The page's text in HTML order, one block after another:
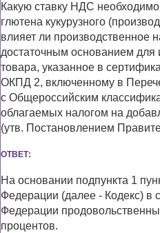
Какую ставку НДС
глютена кукурузного
влияет ли производственное
достаточным основанием для
товара, указанное в
ОКПД 2, включенному в
с Общероссийским
облагаемых налогом на
(утв. Постановлением
ОТВЕТ:
На основании подпункта 1
Федерации (далее - Кодекс) в
Федерации
процентов.